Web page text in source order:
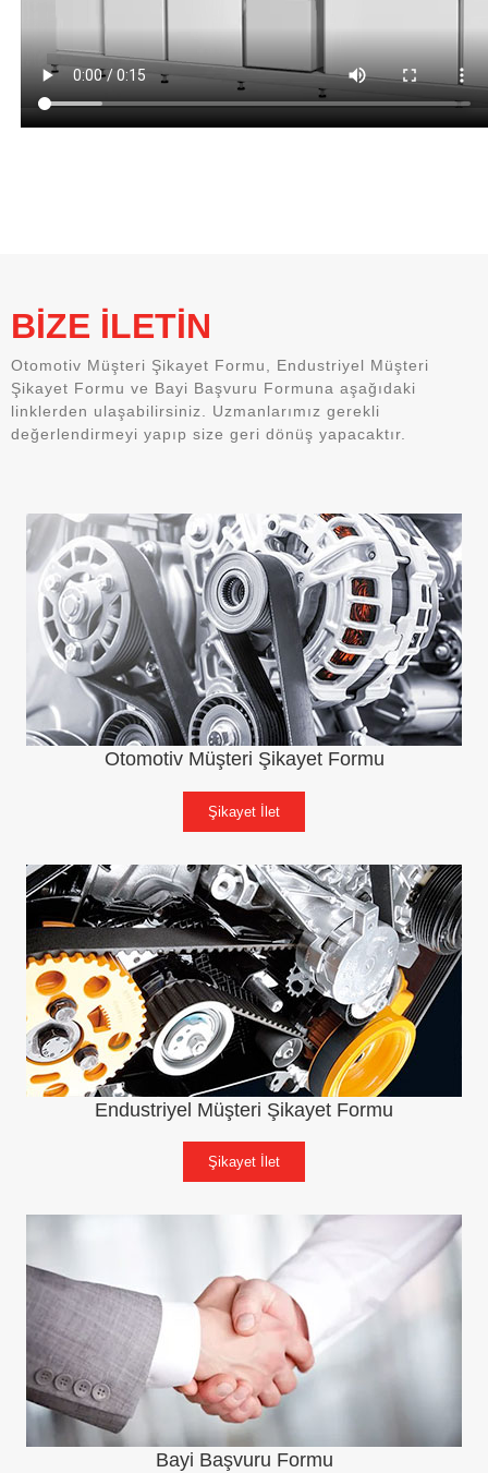
BİZE İLETİN
Otomotiv Müşteri Şikayet Formu, Endustriyel Müşteri
Şikayet Formu ve Bayi Başvuru Formuna aşağıdaki
linklerden ulaşabilirsiniz. Uzmanlarımız gerekli
değerlendirmeyi yapıp size geri dönüş yapacaktır.
Otomotiv Müşteri Şikayet Formu
Şikayet İlet
Endustriyel Müşteri Şikayet Formu
Şikayet İlet
Bayi Başvuru Formu